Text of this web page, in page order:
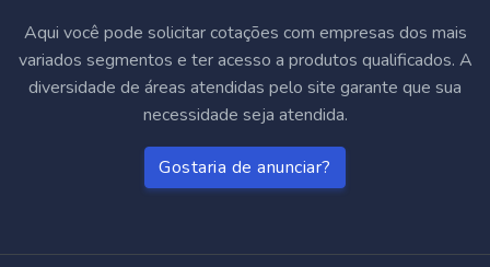
Aqui você pode solicitar cotações com empresas dos mais
variados segmentos e ter acesso a produtos qualificados. A
diversidade de áreas atendidas pelo site garante que sua
necessidade seja atendida.
Gostaria de anunciar?